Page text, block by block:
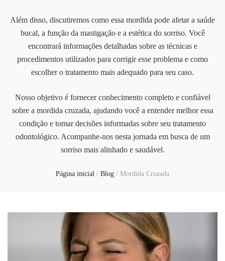
Além disso, discutiremos como essa mordida pode afetar a saúde
bucal, a função da mastigação e a estética do sorriso. Você
encontrará informações detalhadas sobre as técnicas e
procedimentos utilizados para corrigir esse problema e como
escolher o tratamento mais adequado para seu caso.
Nosso objetivo é fornecer conhecimento completo e confiável
sobre a mordida cruzada, ajudando você a entender melhor essa
condição e tomar decisões informadas sobre seu tratamento
odontológico. Acompanhe-nos nesta jornada em busca de um
sorriso mais alinhado e saudável.
Página inicial / Blog / Mordida Cruzada